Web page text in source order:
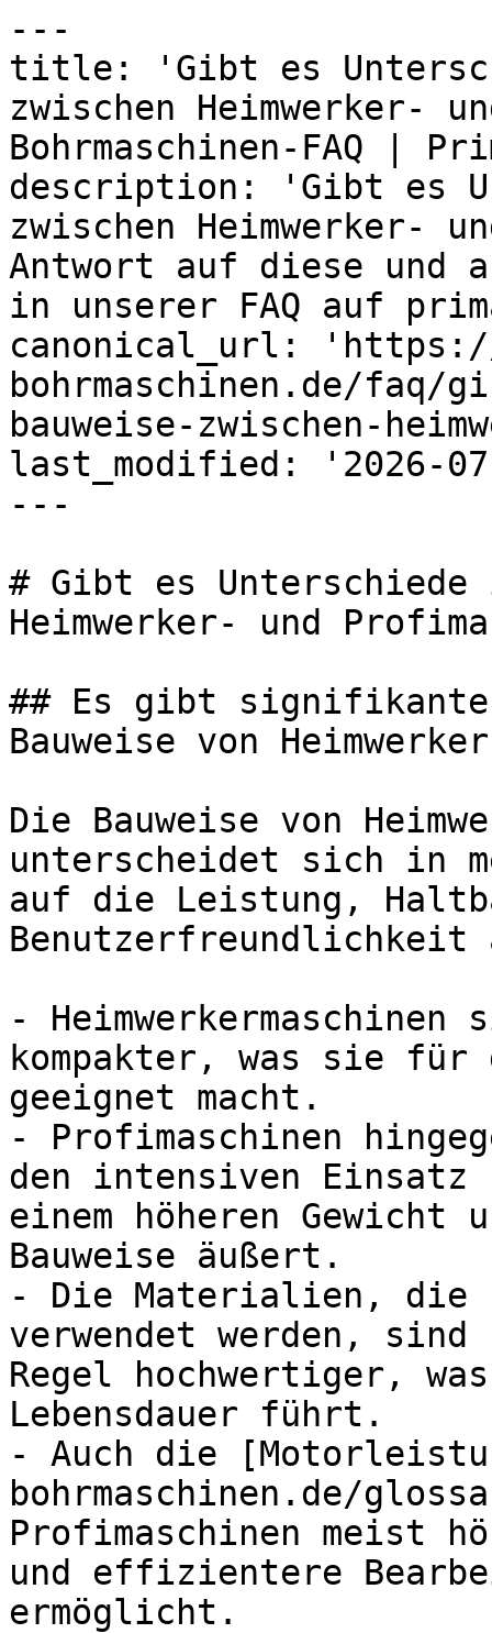
---
title: 'Gibt es
zwischen Heimwerker-
Bohrmaschinen-FAQ |
description: 'Gibt es
zwischen Heimwerker-
Antwort auf diese und
in unserer FAQ auf
canonical_url: 'https://
bohrmaschinen.de/
bauweise-zwischen-
last_modified: '2026-
---
# Gibt es Unterschiede
Heimwerker- und
## Es gibt
Bauweise von
Die Bauweise von
unterscheidet sich in
auf die Leistung,
Benutzerfreundlichkeit
-
kompakter, was sie für
geeignet macht.
- Profimaschinen
den intensiven
einem höheren
Bauweise äußert.
- Die Materialien, die
verwendet werden,
Regel hochwertiger,
Lebensdauer führt.
- Auch die
bohrmaschinen.de/
Profimaschinen meist
und effizientere
ermöglicht.